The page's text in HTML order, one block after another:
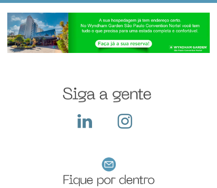
recebe diversos
visitantes em seu
stand, apresenta seus
produtos e serviços,
ocorre a troca de
cartões e...